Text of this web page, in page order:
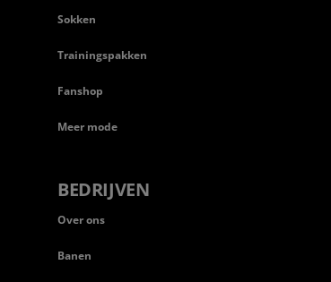
Sokken
Trainingspakken
Fanshop
Meer mode
BEDRIJVEN
Over ons
Banen